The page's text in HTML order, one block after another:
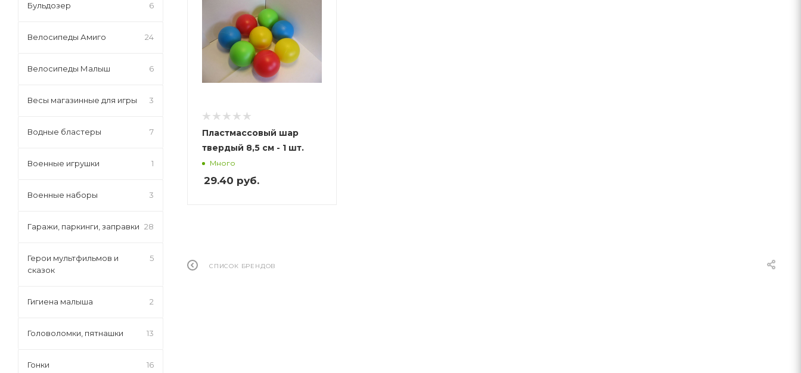
Пластмассовый шар
твердый 8,5 см - 1 шт.
Много
29.40 руб.
СПИСОК БРЕНДОВ
Бульдозер 6
Велосипеды Амиго 24
Велосипеды Малыш 6
Весы магазинные для игры 3
Водные бластеры 7
Военные игрушки 1
Военные наборы 3
Гаражи, паркинги, заправки 28
Герои мультфильмов и
сказок
5
Гигиена малыша 2
Головоломки, пятнашки 13
Гонки 16